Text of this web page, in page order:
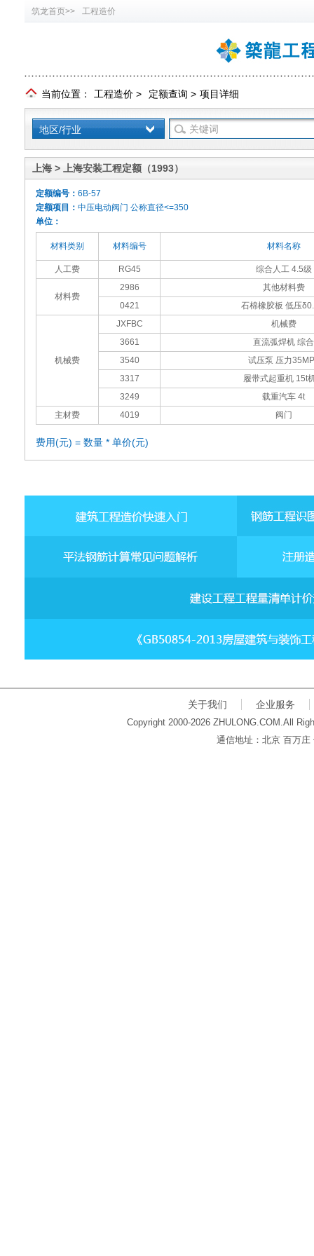
筑龙首页>> 工程造价
当前位置： 工程造价 > 定额查询 > 项目详细
地区/行业
上海 > 上海安装工程定额（1993）
定额编号： 6B-57
定额项目： 中压电动阀门 公称直径<=350
单位：
材料类别 材料编号 材料名称
人工费 RG45 综合人工 4.5级
材料费
2986
其他材料费
0421
石棉橡胶板 低压
机械费
JXFBC
机械费
3661
直流弧焊机 综合
3540
试压泵 压力
3317
履带式起重机 15t
3249
载重汽车 4t
主材费
4019 阀门
费用(元) = 数量 * 单价(元)
关于我们 企业服务
Copyright 2000-2026 ZHULONG.COM.All
通信地址：北京 百万